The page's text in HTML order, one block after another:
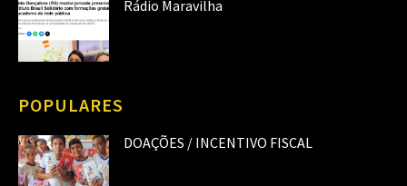
Rádio Maravilha
POPULARES
DOAÇÕES / INCENTIVO FISCAL